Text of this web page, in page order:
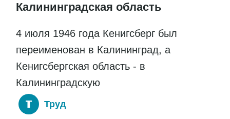
Калининградская область
4 июля 1946 года Кенигсберг был
переименован в Калининград, а
Кенигсбергская область - в
Калининградскую
Труд